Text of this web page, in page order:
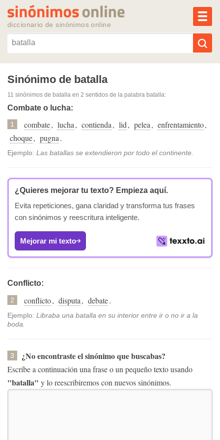
diccionario de sinónimos online
Reescribir texto con IA
Sinónimos populares
Temas populares
Temas recientes
Sinónimo de batalla
11 sinónimos de batalla en 2 sentidos de la palabra batalla:
Combate o lucha:
1 combate, lucha, contienda, lid, pelea, enfrentamiento,
choque, pugna.
Ejemplo: Las batallas se extendieron por todo el continente.
¿Quieres mejorar tu texto? Empieza aquí.
Evita repeticiones, gana claridad y transforma tus frases
con sinónimos y reescritura inteligente.
Mejorar mi texto
Conflicto:
2 conflicto, disputa, debate.
Ejemplo: Libraba una batalla en su interior entre ir o no ir a la
boda.
3 ¿No encontraste el sinónimo que buscabas?
Escribe a continuación una frase o un pequeño texto usando
"batalla" y lo reescribiremos con nuevos sinónimos.